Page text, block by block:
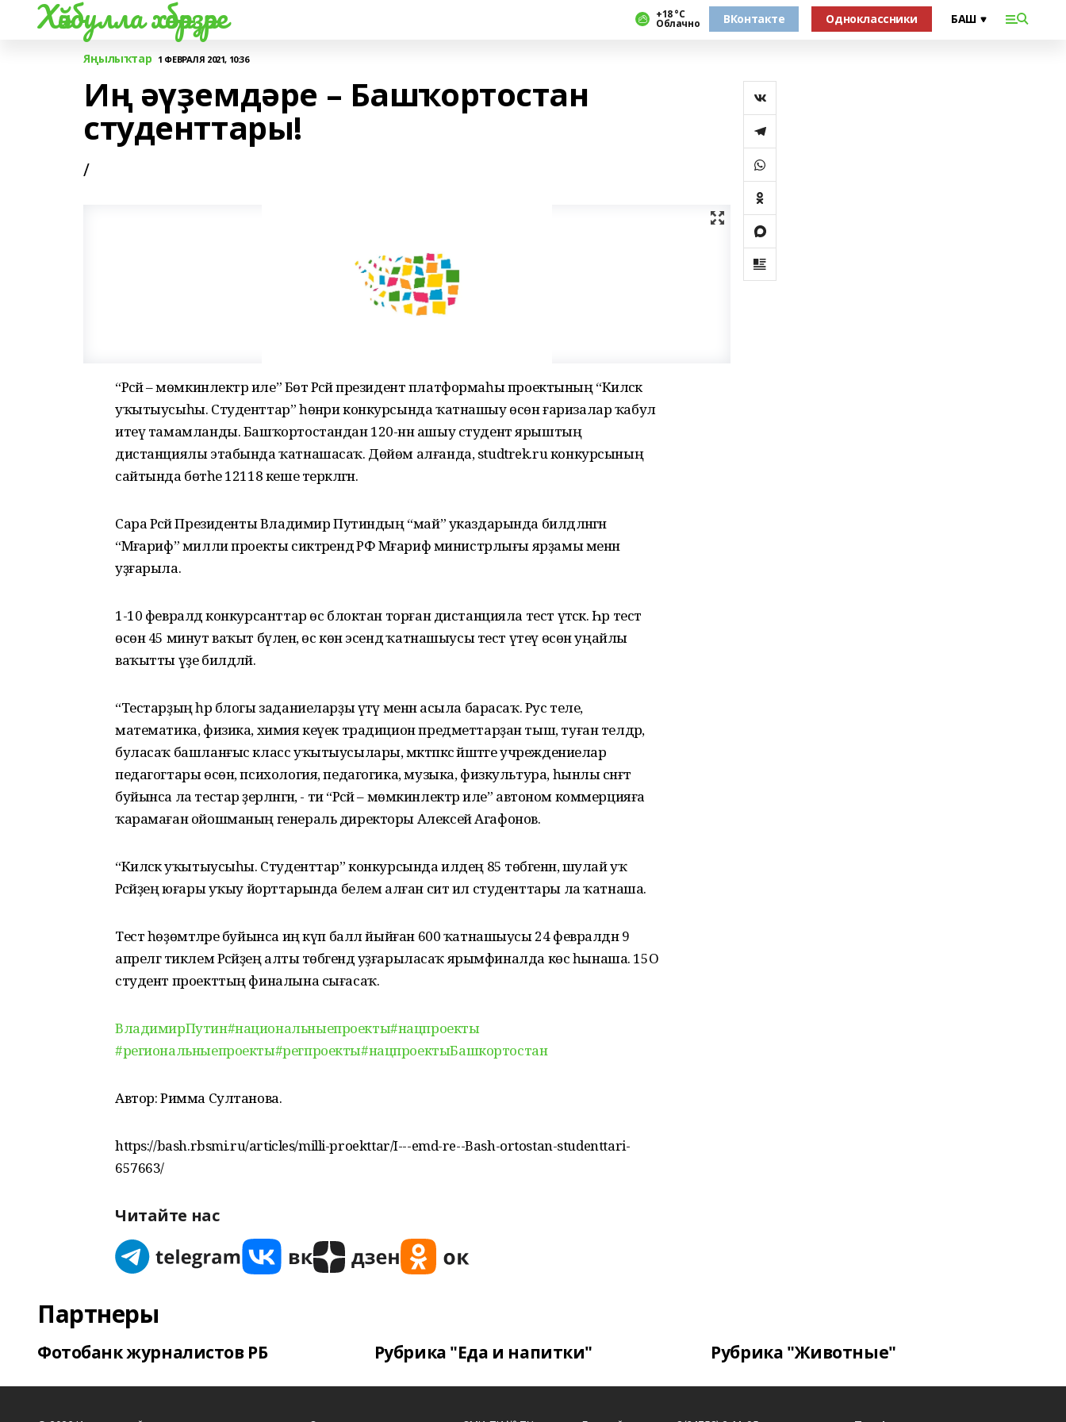
Хәйбулла хәбәрҙәре +18 °С
Облачно ВКонтакте Одноклассники
Яңылыҡтар 1 ФЕВРАЛЯ 2021, 10:36
Иң әүҙемдәре – Башҡортостан
студенттары!
/
“Рәсәй – мөмкинлектәр иле” Бөтә Рәсәй президент платформаһы проектының “Киләсәк
уҡытыусыһы. Студенттар” һөнәри конкурсында ҡатнашыу өсөн ғаризалар ҡабул
итеү тамамланды. Башҡортостандан 120-нән ашыу студент ярыштың
дистанциялы этабында ҡатнашасаҡ. Дөйөм алғанда, studtrek.ru конкурсының
сайтында бөтәһе 12118 кеше теркәлгән.
Сара Рәсәй Президенты Владимир Путиндың “май” указдарында билдәләнгән
“Мәғариф” милли проекты сиктәрендә РФ Мәғариф министрлығы ярҙамы менән
уҙғарыла.
1-10 февралдә конкурсанттар өс блоктан торған дистанцияла тест үтәсәк. Һәр тест
өсөн 45 минут ваҡыт бүленә, өс көн эсендә ҡатнашыусы тест үтеү өсөн уңайлы
ваҡытты үҙе билдәләй.
“Тестарҙың һәр блогы заданиеларҙы үтәү менән асыла барасаҡ. Рус теле,
математика, физика, химия кеүек традицион предметтарҙан тыш, туған телдәр,
буласаҡ башланғыс класс уҡытыусылары, мәктәпкәсә йәштәге учреждениелар
педагогтары өсөн, психология, педагогика, музыка, физкультура, һынлы сәнғәт
буйынса ла тестар әҙерләнгән, - ти “Рәсәй – мөмкинлектәр иле” автоном коммерцияға
ҡарамаған ойошманың генераль директоры Алексей Агафонов.
“Киләсәк уҡытыусыһы. Студенттар” конкурсында илдең 85 төбәгенән, шулай уҡ
Рәсәйҙең юғары уҡыу йорттарында белем алған сит ил студенттары ла ҡатнаша.
Тест һөҙөмтәләре буйынса иң күп балл йыйған 600 ҡатнашыусы 24 февралдән 9
апрелгә тиклем Рәсәйҙең алты төбәгендә уҙғарыласаҡ ярымфиналда көс һынаша. 15О
студент проекттың финалына сығасаҡ.
ВладимирПутин#национальныепроекты#нацпроекты
#региональныепроекты#регпроекты#нацпроектыБашкортостан
Автор: Римма Султанова.
https://bash.rbsmi.ru/articles/milli-proekttar/I---emd-re--Bash-ortostan-studenttari-
657663/
Читайте нас
Партнеры
Фотобанк журналистов РБ Рубрика "Еда и напитки" Рубрика "Животные"